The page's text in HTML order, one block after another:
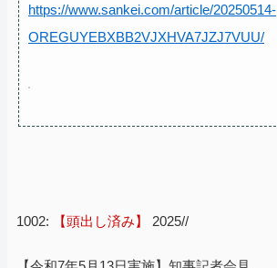
https://www.sankei.com/article/20250514-
OREGUYEBXBB2VJXHVA7JZJ7VUU/
1002: 【頭出し済み】 2025//